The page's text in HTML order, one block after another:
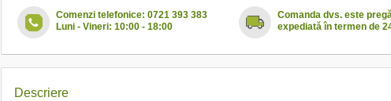
Comenzi telefonice: 0721 393 383
Luni - Vineri: 10:00 - 18:00
Comanda dvs. este
expediată în termen de
Descriere